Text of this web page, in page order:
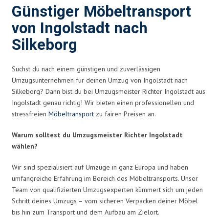
Günstiger Möbeltransport
von Ingolstadt nach
Silkeborg
Suchst du nach einem günstigen und zuverlässigen
Umzugsunternehmen für deinen Umzug von Ingolstadt nach
Silkeborg? Dann bist du bei Umzugsmeister Richter Ingolstadt aus
Ingolstadt genau richtig! Wir bieten einen professionellen und
stressfreien Möbeltransport zu fairen Preisen an.
Warum solltest du Umzugsmeister Richter Ingolstadt
wählen?
Wir sind spezialisiert auf Umzüge in ganz Europa und haben
umfangreiche Erfahrung im Bereich des Möbeltransports. Unser
Team von qualifizierten Umzugsexperten kümmert sich um jeden
Schritt deines Umzugs – vom sicheren Verpacken deiner Möbel
bis hin zum Transport und dem Aufbau am Zielort.